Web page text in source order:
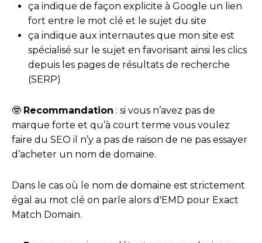
ça indique de façon explicite à Google un lien
fort entre le mot clé et le sujet du site
ça indique aux internautes que mon site est
spécialisé sur le sujet en favorisant ainsi les clics
depuis les pages de résultats de recherche
(SERP)
🤓 Recommandation : si vous n’avez pas de
marque forte et qu’à court terme vous voulez
faire du SEO il n’y a pas de raison de ne pas essayer
d’acheter un nom de domaine.
Dans le cas où le nom de domaine est strictement
égal au mot clé on parle alors d'EMD pour Exact
Match Domain.